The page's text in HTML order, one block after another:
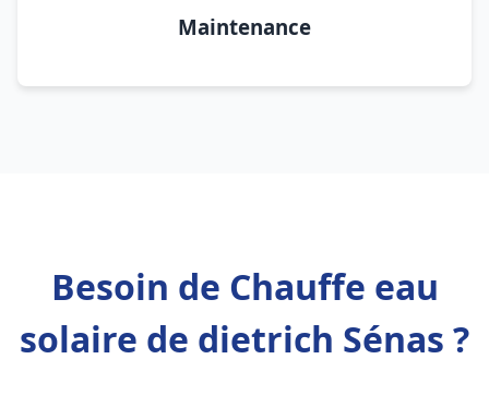
Maintenance
Besoin de Chauffe eau
solaire de dietrich Sénas ?